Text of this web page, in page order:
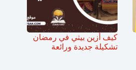
كيف أزين بيتي في رمضان
تشكيلة جديدة ورائعة